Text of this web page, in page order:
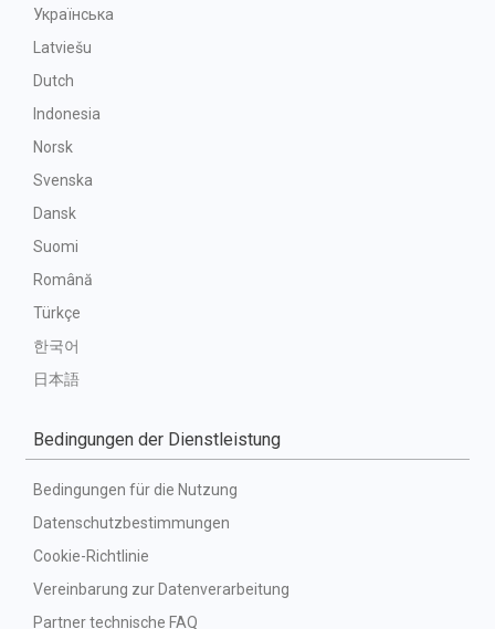
Українська
Latviešu
Dutch
Indonesia
Norsk
Svenska
Dansk
Suomi
Română
Türkçe
한국어
日本語
Bedingungen der Dienstleistung
Bedingungen für die Nutzung
Datenschutzbestimmungen
Cookie-Richtlinie
Vereinbarung zur Datenverarbeitung
Partner technische FAQ